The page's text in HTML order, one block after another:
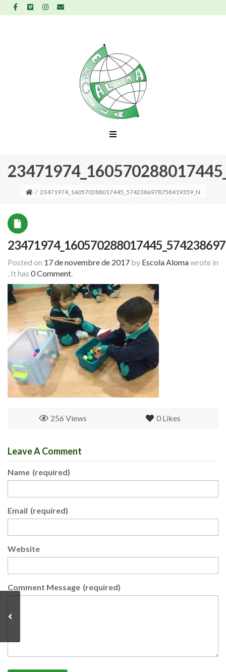
/ 23471974_160570288017445_5742386978758419359_N
Posted on 17 de novembre de 2017 by Escola Alomawrote in
. It has 0 Comment.
0 Likes
256 Views
Leave A Comment
Name (required)
Email (required)
Website
Comment Message (required)